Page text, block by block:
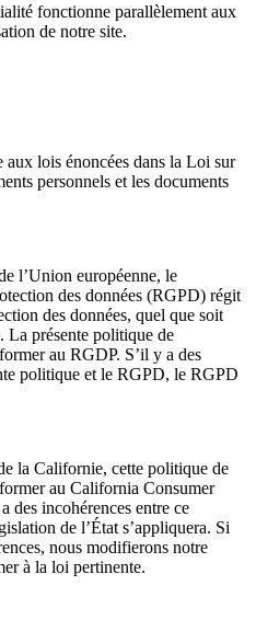
fonctionne parallèlement aux
de notre site.
lois énoncées dans la Loi sur
personnels et les documents
l’Union européenne, le
des données (RGPD) régit
des données, quel que soit
La présente politique de
au RGDP. S’il y a des
politique et le RGPD, le RGPD
la Californie, cette politique de
au California Consumer
des incohérences entre ce
de l’État s’appliquera. Si
nous modifierons notre
à la loi pertinente.